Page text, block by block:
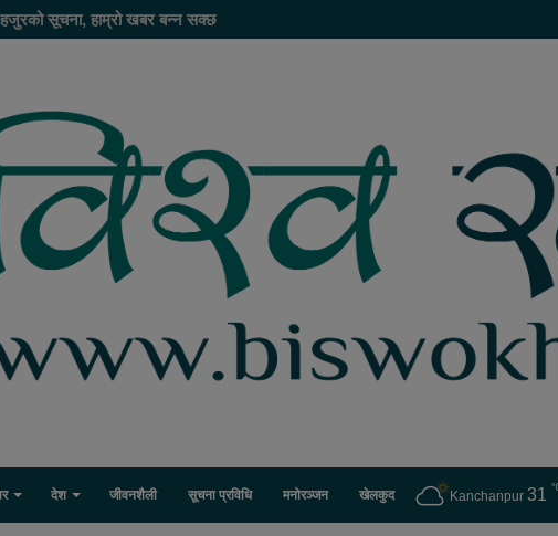
हजुरको सूचना, हाम्रो खबर बन्न सक्छ
देश जीवनशैली सूचना प्रविधि मनोरञ्जन खेलकुद Kanchanpur 31